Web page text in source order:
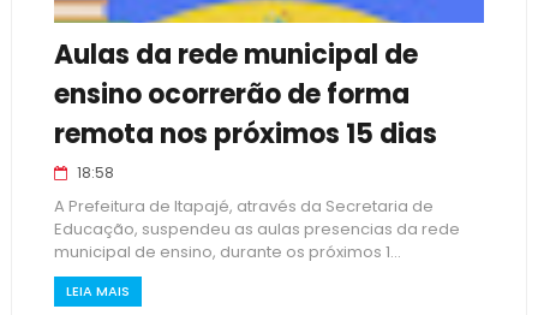
Aulas da rede municipal de
ensino ocorrerão de forma
remota nos próximos 15 dias
18:58
A Prefeitura de Itapajé, através da Secretaria de
Educação, suspendeu as aulas presencias da rede
municipal de ensino, durante os próximos 1...
LEIA MAIS